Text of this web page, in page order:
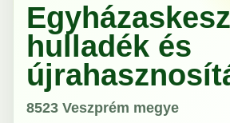
hulladék és
8523 Veszprém megye